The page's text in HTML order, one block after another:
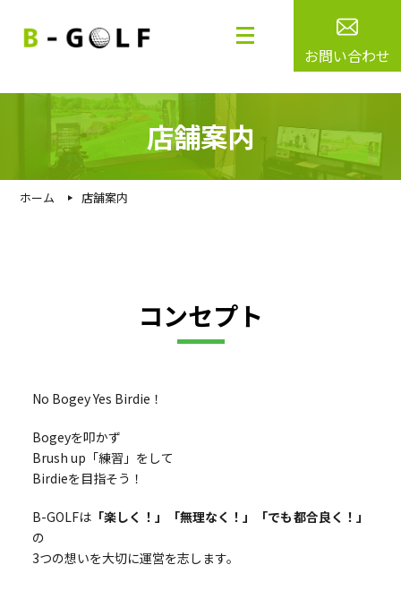
お問い合わせ
店舗案内
ホーム 店舗案内
コンセプト
No Bogey Yes Birdie！
Bogeyを叩かず
Brush up「練習」をして
Birdieを目指そう！
B-GOLFは 「楽しく！」「無理なく！」「でも都合良く！」
の
3つの想いを大切に運営を志します。